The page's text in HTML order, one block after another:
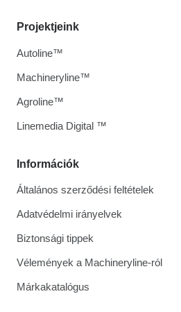
Információk
Általános szerződési feltételek
Adatvédelmi irányelvek
Biztonsági tippek
Vélemények a Machineryline-ról
Márkakatalógus
Projektjeink
Autoline™
Machineryline™
Agroline™
Linemedia Digital ™